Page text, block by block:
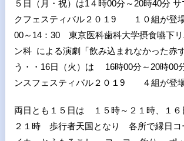
５日（月・祝）は1４時00分～20時40分
クフェスティバル２０１9 １０組が登
00～14：30 東京医科歯科大学摂食嚥下リ
ン科 による演劇「飲み込まれなかった赤
う・・16日（火）は 16時00分～20時
ンスフェスティバル２０１9 ４組が登場
両日とも１５日は １５時～２１時、１
２１時 歩行者天国となり 各所で縁日コ